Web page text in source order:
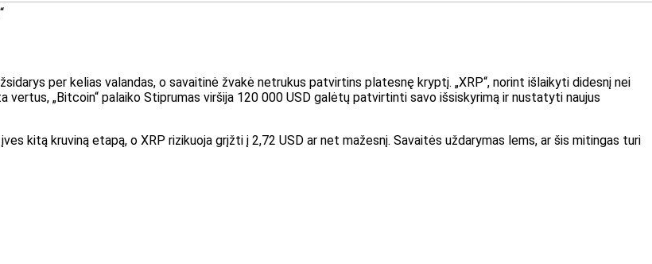
per kelias valandas, o savaitinė žvakė netrukus patvirtins platesnę kryptį. „XRP“, norint išlaikyti didesnį nei
vertus, „Bitcoin“ palaiko Stiprumas viršija 120 000 USD galėtų patvirtinti savo išsiskyrimą ir nustatyti naujus
kitą kruviną etapą, o XRP rizikuoja grįžti į 2,72 USD ar net mažesnį. Savaitės uždarymas lems, ar šis mitingas turi